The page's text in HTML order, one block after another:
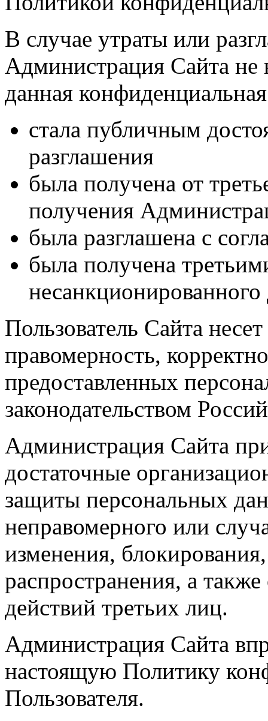
В случае утраты или
Администрация Сайта не
данная
cтала публичным
разглашения
была получена от
получения
была разглашена с
была получена
Пользователь Сайта несет
правомерность,
предоставленных
законодательством
Администрация Сайта
достаточные
защиты персональных
неправомерного или
изменения,
распространения, а
действий третьих лиц.
Администрация Сайта
настоящую Политику
Пользователя.